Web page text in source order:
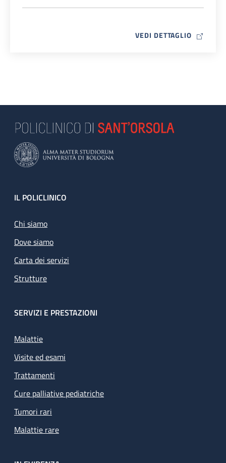
VEDI DETTAGLIO MAP ICON
Footer
IL POLICLINICO
Chi siamo
Dove siamo
Carta dei servizi
Strutture
SERVIZI E PRESTAZIONI
Malattie
Visite ed esami
Trattamenti
Cure palliative pediatriche
Tumori rari
Malattie rare